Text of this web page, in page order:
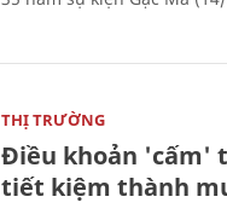
THỊ TRƯỜNG
Điều khoản 'cấm'
tiết kiệm thành